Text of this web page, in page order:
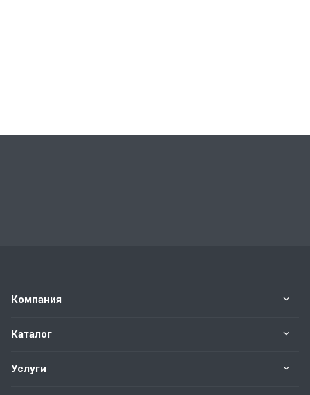
Компания
Каталог
Услуги